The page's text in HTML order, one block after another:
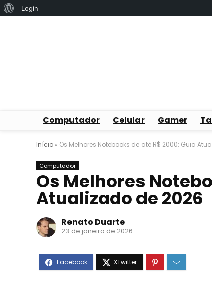
Sobre
Login
Computador Celular Gamer
Início » Os Melhores Notebooks de até R$ 2000: Guia
Computador
Os Melhores
Atualizado de 2026
Renato Duarte
23 de janeiro de 2026